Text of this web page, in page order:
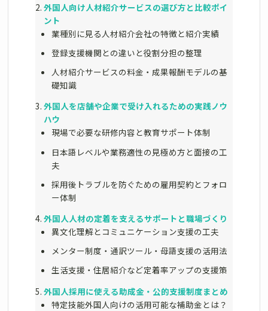
外国人向け人材紹介サービスの選び方と比較ポイ
ント
業種別に見る人材紹介会社の特徴と紹介実績
登録支援機関との違いと役割分担の整理
人材紹介サービスの料金・成果報酬モデルの基
礎知識
外国人を店舗や企業で受け入れるための実践ノウ
ハウ
現場で必要な研修内容と教育サポート体制
日本語レベルや業務適性の見極め方と面接の工
夫
採用後トラブルを防ぐための雇用契約とフォロ
ー体制
外国人人材の定着を支えるサポートと職場づくり
異文化理解とコミュニケーション支援の工夫
メンター制度・通訳ツール・母語支援の活用法
生活支援・住居紹介など定着率アップの支援策
外国人採用に使える助成金・公的支援制度まとめ
特定技能外国人向けの活用可能な補助金とは？